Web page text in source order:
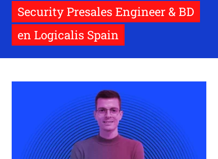
Security Presales Engineer & BD
en Logicalis Spain